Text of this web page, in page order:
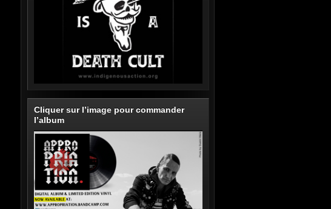
Cliquer sur l’image pour commander
l’album